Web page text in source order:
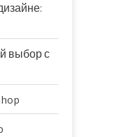
выбор с